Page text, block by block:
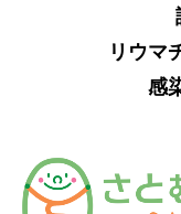
施設・設備のご案
採用情報
リウマチ
感